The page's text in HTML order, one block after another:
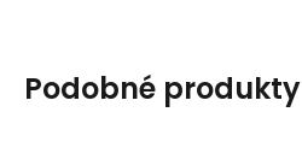
Podobné produkty